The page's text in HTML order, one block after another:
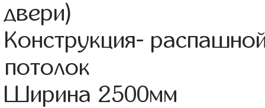
двери)
Конструкция-
потолок
Ширина 2500мм